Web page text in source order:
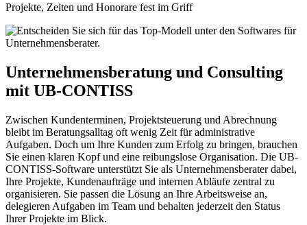
Projekte, Zeiten und Honorare fest im Griff
Unternehmens­beratung und Consulting
mit UB-CONTISS
Zwischen Kundenterminen, Projektsteuerung und Abrechnung
bleibt im Beratungsalltag oft wenig Zeit für administrative
Aufgaben. Doch um Ihre Kunden zum Erfolg zu bringen, brauchen
Sie einen klaren Kopf und eine reibungslose Organisation. Die UB-
CONTISS-Software unterstützt Sie als Unternehmensberater dabei,
Ihre Projekte, Kundenaufträge und internen Abläufe zentral zu
organisieren. Sie passen die Lösung an Ihre Arbeitsweise an,
delegieren Aufgaben im Team und behalten jederzeit den Status
Ihrer Projekte im Blick.